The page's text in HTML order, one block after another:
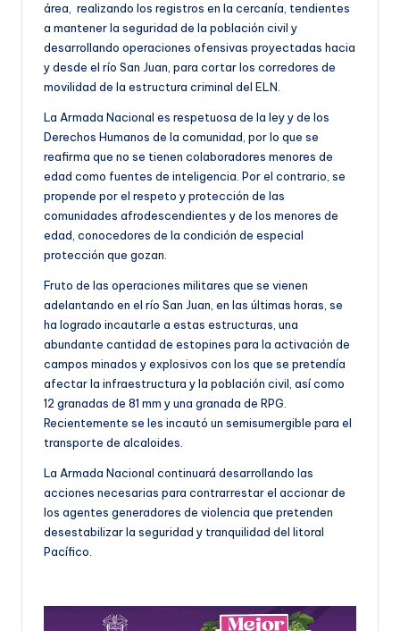
área, realizando los registros en la cercanía, tendientes
a mantener la seguridad de la población civil y
desarrollando operaciones ofensivas proyectadas hacia
y desde el río San Juan, para cortar los corredores de
movilidad de la estructura criminal del ELN.
La Armada Nacional es respetuosa de la ley y de los
Derechos Humanos de la comunidad, por lo que se
reafirma que no se tienen colaboradores menores de
edad como fuentes de inteligencia. Por el contrario, se
propende por el respeto y protección de las
comunidades afrodescendientes y de los menores de
edad, conocedores de la condición de especial
protección que gozan.
Fruto de las operaciones militares que se vienen
adelantando en el río San Juan, en las últimas horas, se
ha logrado incautarle a estas estructuras, una
abundante cantidad de estopines para la activación de
campos minados y explosivos con los que se pretendía
afectar la infraestructura y la población civil, así como
12 granadas de 81 mm y una granada de RPG.
Recientemente se les incautó un semisumergible para el
transporte de alcaloides.
La Armada Nacional continuará desarrollando las
acciones necesarias para contrarrestar el accionar de
los agentes generadores de violencia que pretenden
desestabilizar la seguridad y tranquilidad del litoral
Pacífico.